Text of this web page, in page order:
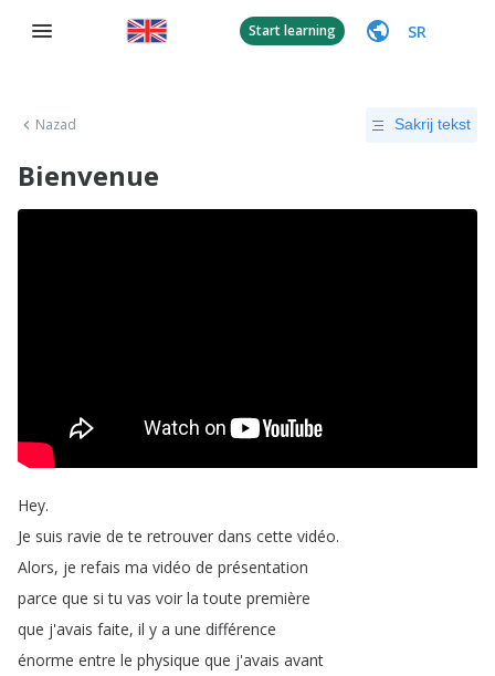
Start learning SR
Nazad Sakrij tekst
Bienvenue
Hey.
Je suis ravie de te retrouver dans cette vidéo.
Alors, je refais ma vidéo de présentation
parce que si tu vas voir la toute première
que j'avais faite, il y a une différence
énorme entre le physique que j'avais avant